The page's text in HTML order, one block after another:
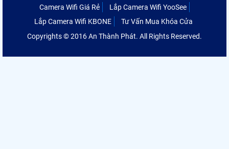
Camera Wifi Giá Rẻ
Lắp Camera Wifi YooSee
Lắp Camera Wifi KBONE
Tư Vấn Mua Khóa Cửa
Copyrights © 2016 An Thành Phát. All Rights Reserved.